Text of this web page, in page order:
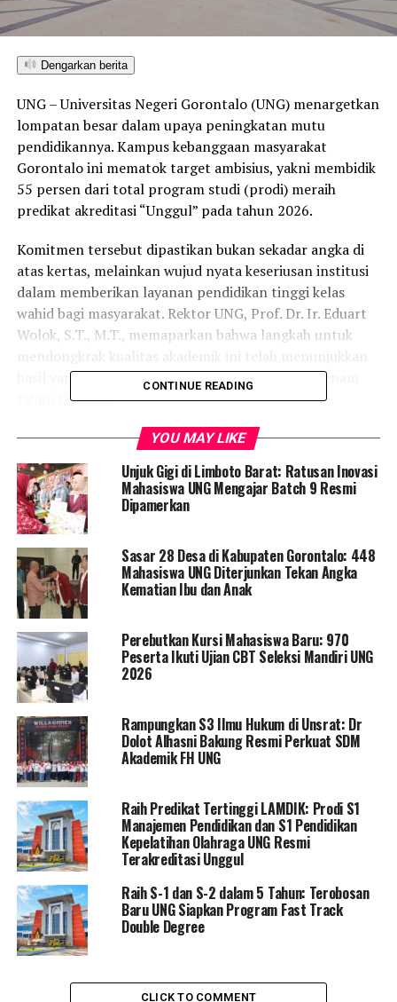
Dengarkan berita
UNG – Universitas Negeri Gorontalo (UNG) menargetkan
lompatan besar dalam upaya peningkatan mutu
pendidikannya. Kampus kebanggaan masyarakat
Gorontalo ini mematok target ambisius, yakni membidik
55 persen dari total program studi (prodi) meraih
predikat akreditasi “Unggul” pada tahun 2026.
Komitmen tersebut dipastikan bukan sekadar angka di
atas kertas, melainkan wujud nyata keseriusan institusi
dalam memberikan layanan pendidikan tinggi kelas
wahid bagi masyarakat. Rektor UNG, Prof. Dr. Ir. Eduart
Wolok, S.T., M.T., memaparkan bahwa langkah untuk
hasil yang sangat signifikan dalam kurun waktu enam
tahun terakhir.
Berkat kerja keras dan sinergi dari seluruh elemen sivitas
akademika, Kampus Merah Maron sukses
melipatgandakan persentase prodi terakreditasi Unggul,
dari yang semula hanya 11 persen, kini telah menembus
angka 30 persen.
“Daya upaya seluruh sivitas akademika UNG dalam
meningkatkan kualitas yang diwujudkan melalui
akreditasi itu tidak main-main. Kita sudah berhasil
melipatgandakan capaian, namun kita tidak akan
berhenti sampai di sini,” tegas Prof. Eduart saat
memberikan sambutan pada Sidang Terbuka Senat
Wisuda ke-60 di Auditorium UNG, Selasa (14/4/2026).
Memasuki tahun 2026, UNG langsung mengambil
langkah akselerasi dengan mematok target 55 persen
prodi terakreditasi Unggul. Rektor menekankan bahwa
misi besar tersebut tidak dirancang semata-mata demi
mengejar reputasi institusi, melainkan sebagai bentuk
tanggung jawab sosial dan pertanggungjawaban
akademik kepada publik.
“Target besar tersebut bukan untuk kepentingan UNG
semata. Namun, ini adalah upaya nyata kami dalam
memberikan layanan akademik terbaik yang memenuhi
standar kualitas nasional. Kami ingin memberikan
kesempatan mengenyam pendidikan tinggi yang lebih
CONTINUE READING
YOU MAY LIKE
Unjuk Gigi di Limboto Barat: Ratusan Inovasi
Mahasiswa UNG Mengajar Batch 9 Resmi
Dipamerkan
Sasar 28 Desa di Kabupaten Gorontalo: 448
Mahasiswa UNG Diterjunkan Tekan Angka
Kematian Ibu dan Anak
Perebutkan Kursi Mahasiswa Baru: 970
Peserta Ikuti Ujian CBT Seleksi Mandiri UNG
2026
Rampungkan S3 Ilmu Hukum di Unsrat: Dr
Dolot Alhasni Bakung Resmi Perkuat SDM
Akademik FH UNG
Raih Predikat Tertinggi LAMDIK: Prodi S1
Manajemen Pendidikan dan S1 Pendidikan
Kepelatihan Olahraga UNG Resmi
Terakreditasi Unggul
Raih S-1 dan S-2 dalam 5 Tahun: Terobosan
Baru UNG Siapkan Program Fast Track
Double Degree
CLICK TO COMMENT